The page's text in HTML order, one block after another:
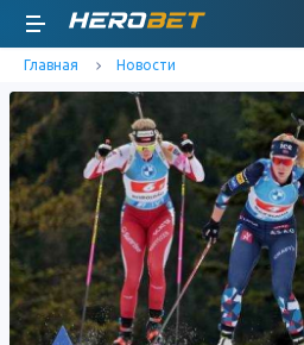
Главная Новости